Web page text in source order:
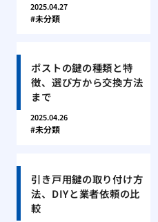
2025.04.27
未分類
ポストの鍵の種類と特
徴、選び方から交換方法
まで
2025.04.26
未分類
引き戸用鍵の取り付け方
法、DIYと業者依頼の比
較